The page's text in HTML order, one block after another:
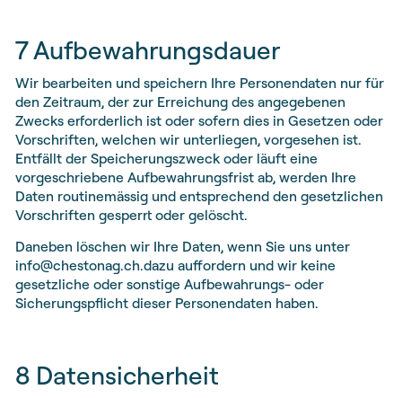
7 Aufbewahrungsdauer
Wir bearbeiten und speichern Ihre Personendaten nur für
den Zeitraum, der zur Erreichung des angegebenen
Zwecks erforderlich ist oder sofern dies in Gesetzen oder
Vorschriften, welchen wir unterliegen, vorgesehen ist.
Entfällt der Speicherungszweck oder läuft eine
vorgeschriebene Aufbewahrungsfrist ab, werden Ihre
Daten routinemässig und entsprechend den gesetzlichen
Vorschriften gesperrt oder gelöscht.
Daneben löschen wir Ihre Daten, wenn Sie uns unter
info@chestonag.ch.dazu auffordern und wir keine
gesetzliche oder sonstige Aufbewahrungs- oder
Sicherungspflicht dieser Personendaten haben.
8 Datensicherheit